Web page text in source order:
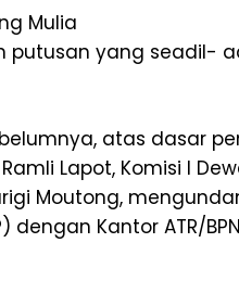
Mulia
putusan yang seadil-
atas dasar
Lapot, Komisi I
Moutong,
dengan Kantor ATR/